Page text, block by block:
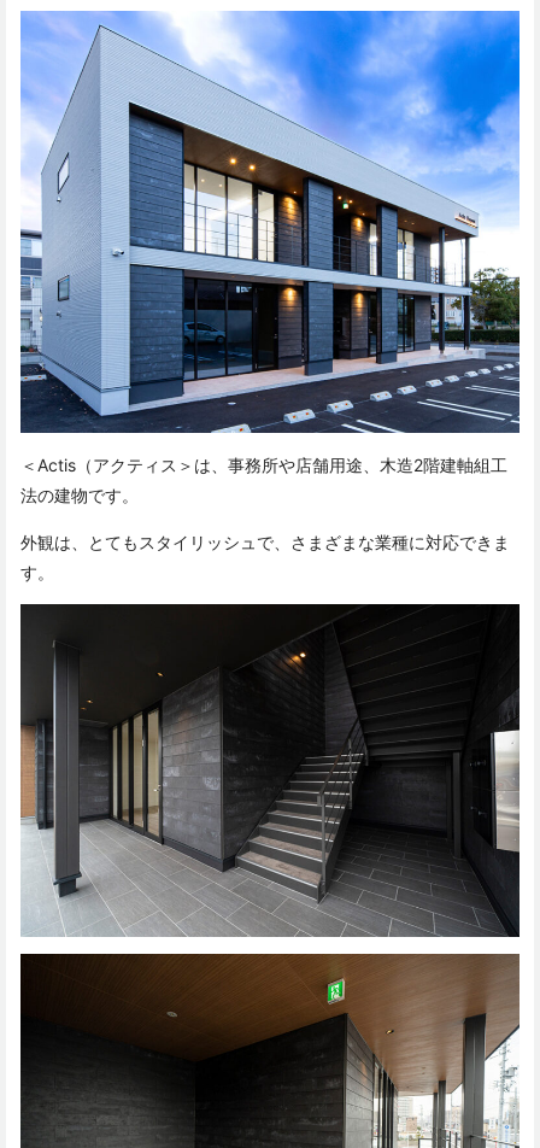
＜Actis（アクティス＞は、事務所や店舗用途、木造2階建軸組工
法の建物です。
外観は、とてもスタイリッシュで、さまざまな業種に対応できま
す。